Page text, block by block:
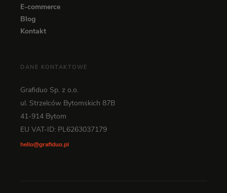
E-commerce
Blog
Kontakt
DANE KONTAKTOWE
Grafiduo Sp. z o.o.
ul. Strzelców Bytomskich 87B
41-914 Bytom
EU VAT-ID: PL6263037179
hello@grafiduo.pl